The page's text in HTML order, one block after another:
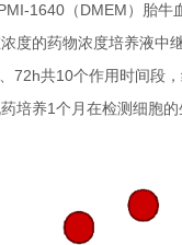
1640（DMEM）胎
度的药物浓度培养液中
72h共10个作用时间段
培养1个月在检测细胞的